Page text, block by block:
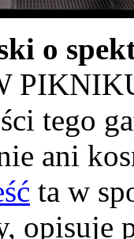
o
tego
ani
ta w
opisuje